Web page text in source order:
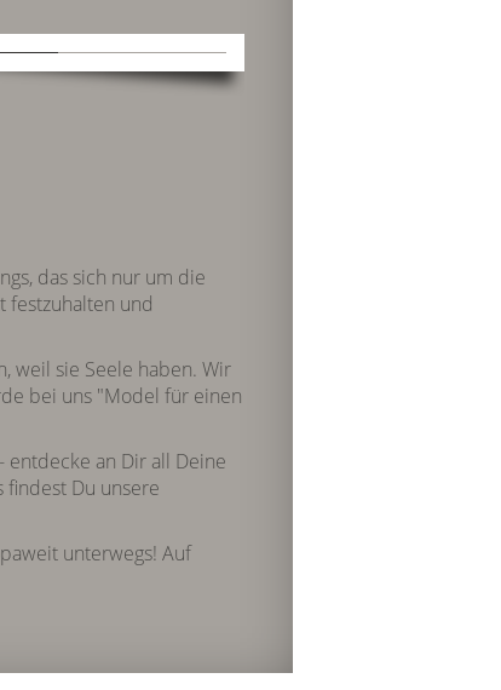
das sich nur um die
festzuhalten und
weil sie Seele haben. Wir
bei uns "Model für einen
an Dir all Deine
findest Du unsere
unterwegs! Auf